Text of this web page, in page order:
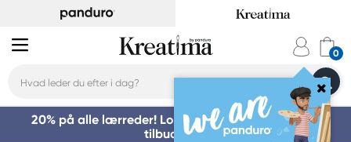
20% på alle lærreder! Log på for at benytte dig af
tilbuddet »